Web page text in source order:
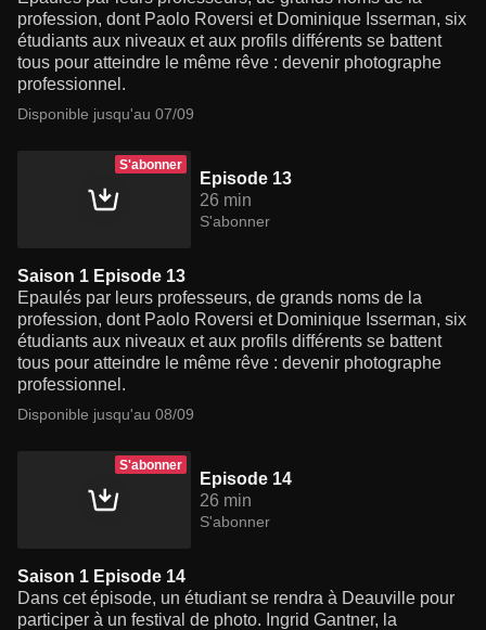
profession, dont Paolo Roversi et Dominique Isserman, six
étudiants aux niveaux et aux profils différents se battent
tous pour atteindre le même rêve : devenir photographe
professionnel.
Disponible jusqu'au 07/09
S'abonner
Episode 13
26 min
S'abonner
Saison 1 Episode 13
Epaulés par leurs professeurs, de grands noms de la
profession, dont Paolo Roversi et Dominique Isserman, six
étudiants aux niveaux et aux profils différents se battent
tous pour atteindre le même rêve : devenir photographe
professionnel.
Disponible jusqu'au 08/09
S'abonner
Episode 14
26 min
S'abonner
Saison 1 Episode 14
Dans cet épisode, un étudiant se rendra à Deauville pour
participer à un festival de photo. Ingrid Gantner, la